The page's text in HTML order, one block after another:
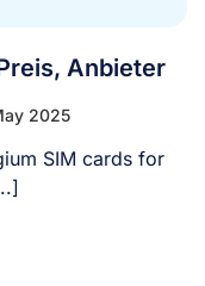
Anbieter
2025
SIM cards for